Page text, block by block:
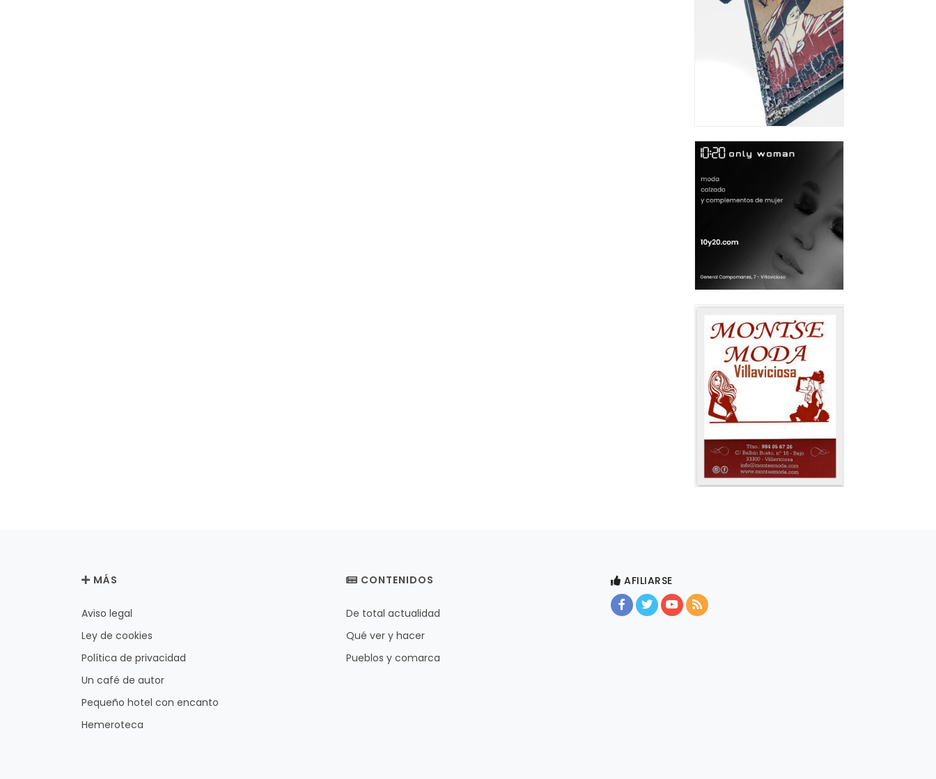
MÁS
Aviso legal
Ley de cookies
Política de privacidad
Un café de autor
Pequeño hotel con encanto
Hemeroteca
CONTENIDOS
De total actualidad
Qué ver y hacer
Pueblos y comarca
AFILIARSE